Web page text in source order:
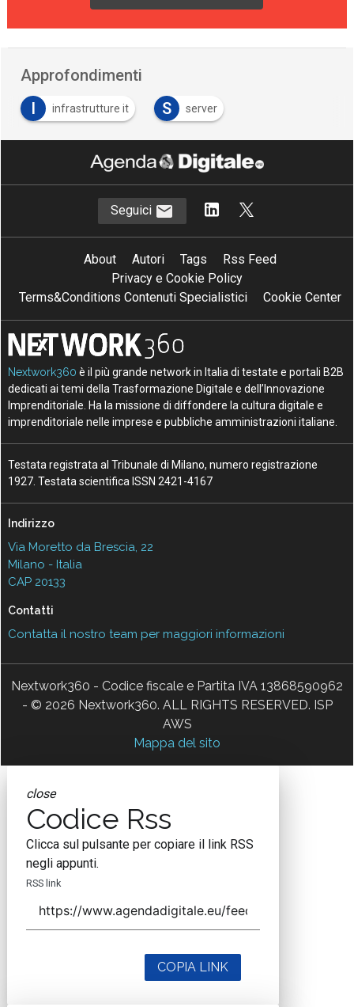
Approfondimenti
I
infrastrutture it S server
Seguici
About Autori Tags
Rss Feed
Privacy e Cookie Policy
Terms&Conditions Contenuti Specialistici
Cookie Center
Nextwork360 è il più grande network in Italia di testate e portali B2B
dedicati ai temi della Trasformazione Digitale e dell’Innovazione
Imprenditoriale. Ha la missione di diffondere la cultura digitale e
imprenditoriale nelle imprese e pubbliche amministrazioni italiane.
Testata registrata al Tribunale di Milano, numero registrazione
1927. Testata scientifica ISSN 2421-4167
Indirizzo
Via Moretto da Brescia, 22
Milano - Italia
CAP 20133
Contatti
Contatta il nostro team per maggiori informazioni
Nextwork360 - Codice fiscale e Partita IVA 13868590962
- © 2026 Nextwork360. ALL RIGHTS RESERVED. ISP
AWS
Mappa del sito
close
Codice Rss
Clicca sul pulsante per copiare il link RSS
negli appunti.
RSS link
COPIA LINK